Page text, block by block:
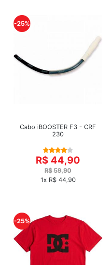
-25%
Cabo iBOOSTER F3 - CRF
230
R$ 44,90
R$ 59,90
1x R$ 44,90
-25%